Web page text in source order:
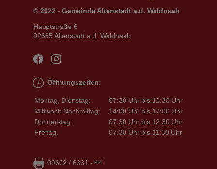
© 2022 - Gemeinde Altenstadt a.d. Waldnaab
Hauptstraße 6
92665 Altenstadt a.d. Waldnaab
Öffnungszeiten:
Montag, Dienstag:
07:30 Uhr bis 12:30 Uhr
Mittwoch Nachmittag:
14:00 Uhr bis 17:00 Uhr
Donnerstag:
07:30 Uhr bis 12:30 Uhr
Freitag:
07:30 Uhr bis 11:30 Uhr
09602 / 6331 - 44